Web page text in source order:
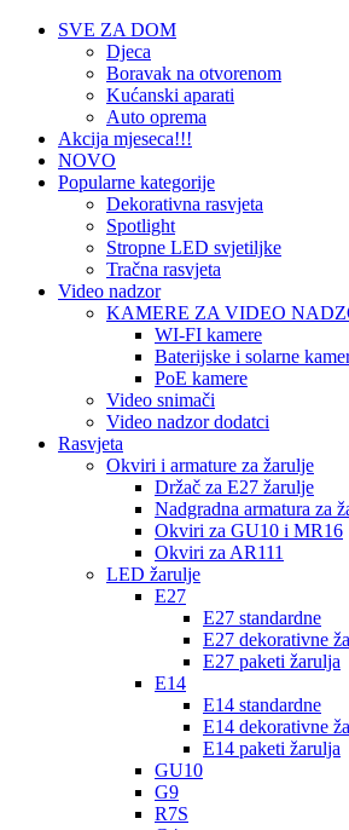
SVE ZA DOM
Djeca
Boravak na otvorenom
Kućanski aparati
Auto oprema
Akcija mjeseca!!!
NOVO
Popularne kategorije
Dekorativna rasvjeta
Spotlight
Stropne LED svjetiljke
Tračna rasvjeta
Video nadzor
KAMERE ZA VIDEO
WI-FI kamere
Baterijske i solarne
PoE kamere
Video snimači
Video nadzor dodatci
Rasvjeta
Okviri i armature za žarulje
Držač za E27 žarulje
Nadgradna armatura za
Okviri za GU10 i MR16
Okviri za AR111
LED žarulje
E27
E27 standardne
E27 dekorativne
E27 paketi žarulja
E14
E14 standardne
E14 dekorativne
E14 paketi žarulja
GU10
G9
R7S